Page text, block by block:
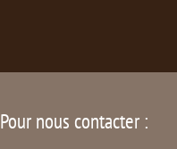
Pour nous contacter :